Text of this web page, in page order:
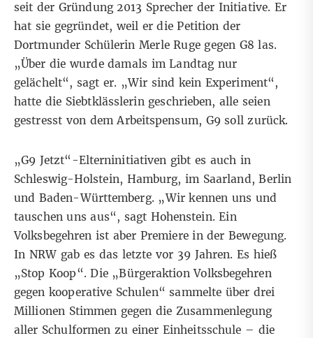
seit der Gründung 2013 Sprecher der Initiative. Er
hat sie gegründet, weil erdie Petition der
Dortmunder Schülerin Merle Ruge gegen G8 las.
„Über die wurde damals im Landtag nur
gelächelt“, sagt er. „Wir sind kein Experiment“,
hatte die Siebtklässlerin geschrieben, alle seien
gestresst von dem Arbeitspensum, G9 soll zurück.
„G9 Jetzt“-Elterninitiativen gibt es auch in
Schleswig-Holstein, Hamburg, im Saarland, Berlin
und Baden-Württemberg. „Wir kennen uns und
tauschen uns aus“, sagt Hohenstein. Ein
Volksbegehren ist aber Premiere in der Bewegung.
In NRW gab es das letzte vor 39 Jahren. Es hieß
„Stop Koop“. Die „Bürgeraktion Volksbegehren
gegen kooperative Schulen“ sammelte über drei
Millionen Stimmen gegen die Zusammenlegung
aller Schulformen zu einer Einheitsschule – die